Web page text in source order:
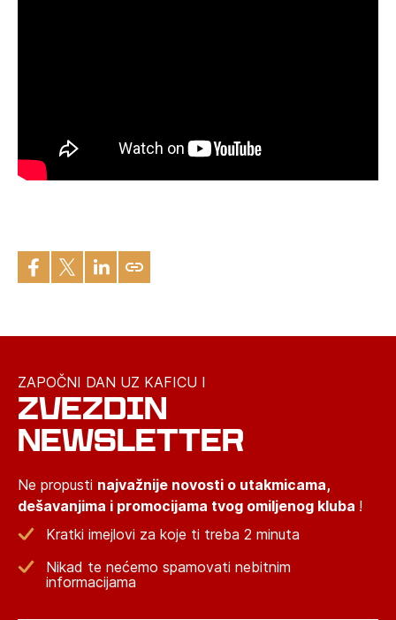
ZAPOČNI DAN UZ KAFICU I
ZVEZDIN
NEWSLETTER
Ne propusti najvažnije novosti o utakmicama,
dešavanjima i promocijama tvog omiljenog kluba !
Kratki imejlovi za koje ti treba 2 minuta
Nikad te nećemo spamovati nebitnim
informacijama